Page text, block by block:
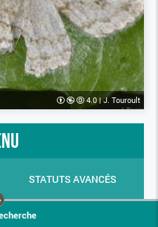
4.0 |J. Touroult
STATUTS AVANCÉS